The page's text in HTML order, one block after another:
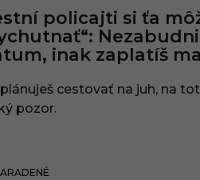
policajti si ťa
inak zaplatíš
cestovať na juh, na
pozor.